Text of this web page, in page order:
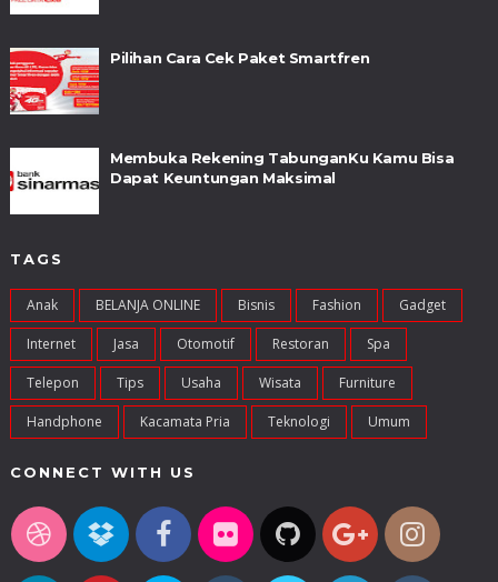
Pilihan Cara Cek Paket Smartfren
Membuka Rekening TabunganKu Kamu Bisa
Dapat Keuntungan Maksimal
TAGS
Anak BELANJA ONLINE Bisnis Fashion Gadget
Internet Jasa Otomotif Restoran Spa
Telepon Tips Usaha Wisata Furniture
Handphone Kacamata Pria Teknologi Umum
CONNECT WITH US